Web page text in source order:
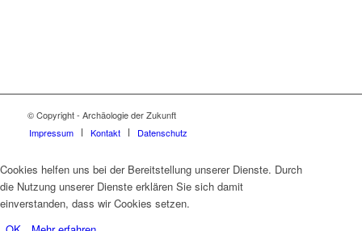
© Copyright - Archäologie der Zukunft
Impressum
Kontakt Datenschutz
Cookies helfen uns bei der Bereitstellung unserer Dienste. Durch
die Nutzung unserer Dienste erklären Sie sich damit
einverstanden, dass wir Cookies setzen.